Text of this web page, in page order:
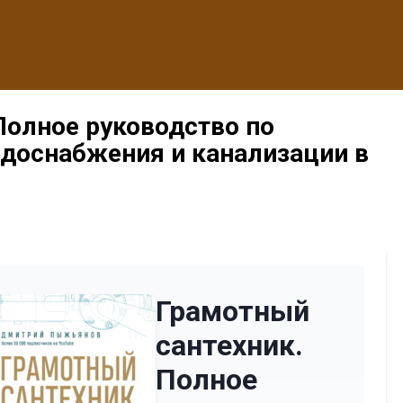
руководство по
и канализации в
Грамотный
сантехник.
Полное